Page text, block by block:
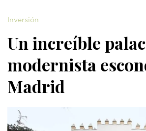
Inversión
Un increíble
modernista
Madrid